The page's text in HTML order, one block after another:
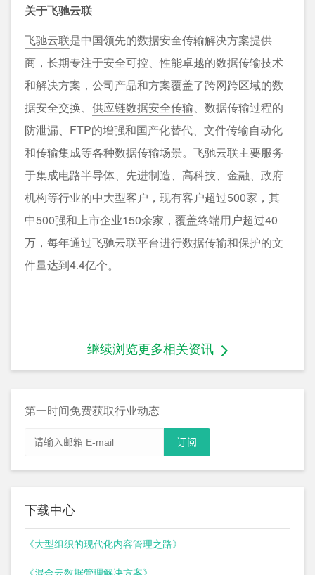
关于飞驰云联
飞驰云联是中国领先的数据安全传输解决方案提供
商，长期专注于安全可控、性能卓越的数据传输技术
和解决方案，公司产品和方案覆盖了跨网跨区域的数
据安全交换、 供应链数据安全传输、数据传输过程的
防泄漏、FTP的增强和国产化替代、文件传输自动化
和传输集成等各种数据传输场景。飞驰云联主要服务
于集成电路半导体、先进制造、高科技、金融、政府
机构等行业的中大型客户，现有客户超过500家，其
中500强和上市企业150余家，覆盖终端用户超过40
万，每年通过飞驰云联平台进行数据传输和保护的文
件量达到4.4亿个。
继续浏览更多相关资讯
第一时间免费获取行业动态
下载中心
《大型组织的现代化内容管理之路》
《混合云数据管理解决方案》